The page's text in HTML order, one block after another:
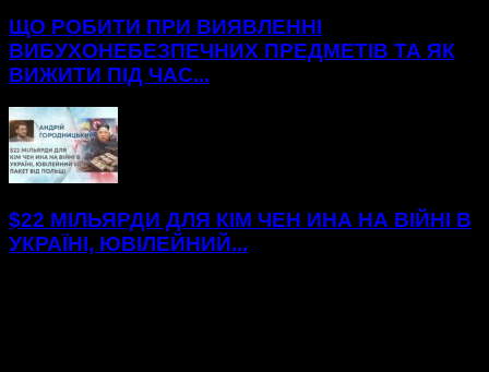
ЩО РОБИТИ ПРИ ВИЯВЛЕННІ
ВИБУХОНЕБЕЗПЕЧНИХ ПРЕДМЕТІВ ТА ЯК
ВИЖИТИ ПІД ЧАС...
$22 МІЛЬЯРДИ ДЛЯ КІМ ЧЕН ИНА НА ВІЙНІ В
УКРАЇНІ, ЮВІЛЕЙНИЙ...